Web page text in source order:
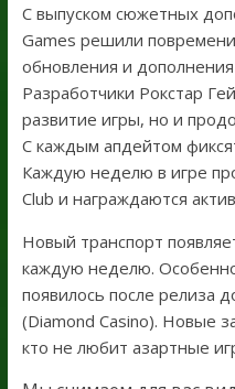
С выпуском сюжетных
Games решили
обновления и
Разработчики Рокстар
развитие игры, но и
С каждым апдейтом
Каждую неделю в игре
Club и награждаются
Новый транспорт
каждую неделю.
появилось после релиза
(Diamond Casino). Новые
кто не любит азартные